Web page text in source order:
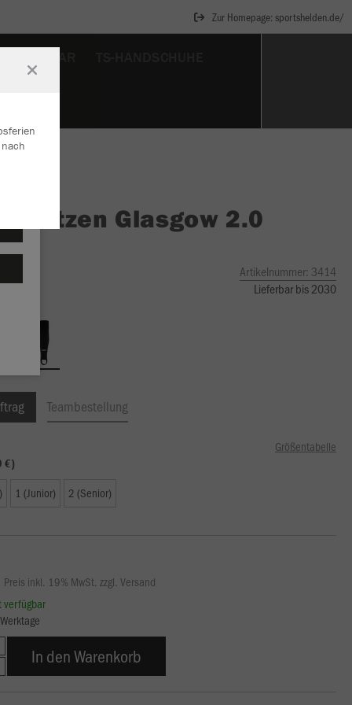
Zur Homepage: sportshelden.de/
Stutzen Glasgow 2.0
Artikelnummer: 3414
Lieferbar bis 2030
Teambestellung
Größentabelle
€)
1 (Junior) 2 (Senior)
Preis inkl. 19% MwSt. zzgl. Versand
verfügbar
In den Warenkorb